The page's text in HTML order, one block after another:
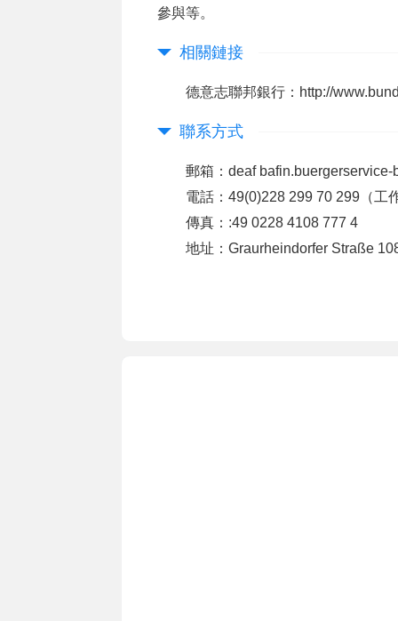
參與等。
相關鏈接
德意志聯邦銀行： http://
聯系方式
郵箱：deaf
電話：49(0)228 299 70 299（工
傳真：:49 0228 4108 777 4
地址：Graurheindorfer Straße